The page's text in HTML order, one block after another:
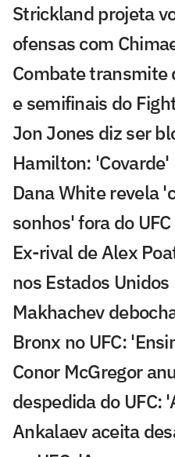
Strickland projeta
ofensas com
Combate
e semifinais do
Jon Jones diz ser
Hamilton: 'Covarde'
Dana White revela
sonhos' fora do UFC
Ex-rival de Alex
nos Estados Unidos
Makhachev
Bronx no UFC:
Conor McGregor
despedida do UFC:
Ankalaev aceita